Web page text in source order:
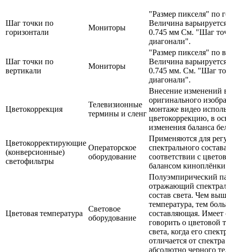
Шаг точки по
горизонтали
Мониторы
"Размер пикселя" по
Величина
0.745 мм См. "Шаг
диагонали".
Шаг точки по
вертикали
Мониторы
"Размер пикселя" по
Величина
0.745 мм. См. "Шаг
диагонали".
Цветокоррекция
Телевизионные
термины и сленг
Внесение изменений
оригинального
монтаже видео
цветокоррекцию, в
изменения баланса
Цветокорректирующие
(конверсионные)
светофильтры
Операторское
оборудование
Применяются для
спектрального
соответствии с
балансом
Цветовая температура
Световое
оборудование
Полуэмпирический
отражающий
состав света. Чем
температура, тем
составляющая. Имеет
говорить о цветовой
света, когда его
отличается от
абсолютно черного